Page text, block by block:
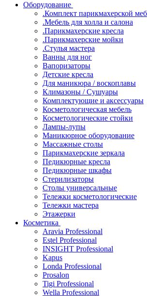
Оборудование
.Комплект парикмахерской
.Мебель для холла и салона
.Парикмахерские кресла
.Парикмахерские мойки
.Стулья мастера
Ванны для ног
Вапоризаторы
Детские кресла
Для маникюра / воскоплавы
Климазоны / Сушуары
Комплектующие и аксессуары
Косметологическая мебель
Косметологические стойки
Лампы-лупы
Маникюрное оборудование
Массажные столы
Парикмахерские зеркала
Педикюрные кресла
Педикюрные шкафы
Стерилизаторы
Столы универсальные
Тележки косметологические
Тележки мастера
Этажерки
Косметика
Aravia Professional
Estel Professional
INSIGHT Professional
Kapus
Londa Professional
Prosalon
Tigi Professional
Wella Professional